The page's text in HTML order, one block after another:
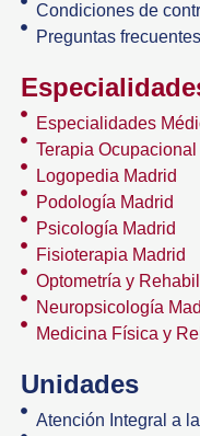
Condiciones de
Preguntas frecuentes
Especialidades
Terapia Ocupacional
Logopedia Madrid
Podología Madrid
Psicología Madrid
Fisioterapia Madrid
Optometría y
Neuropsicología
Medicina Física y
Unidades
Atención Integral a